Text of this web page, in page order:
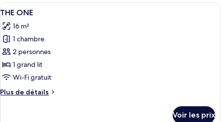
Afficher
toutes
les
photos
pour
ce
type
chambre :
Une chambre d’hôtel avec un
7
THE ONE
16 m²
1 chambre
2 personnes
1 grand lit
Wi-Fi gratuit
Plus de détails
Plus
Voir les prix